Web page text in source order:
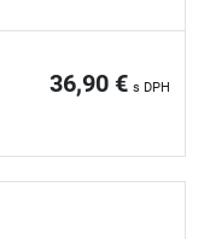
fixnú
ventil (V),
metre, čím
36,90 € s DPH